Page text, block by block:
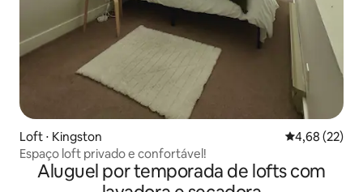
Loft ⋅ Kingston 4,68 de uma
4,68 (22)
Espaço loft privado e confortável!
Aluguel por temporada de lofts com